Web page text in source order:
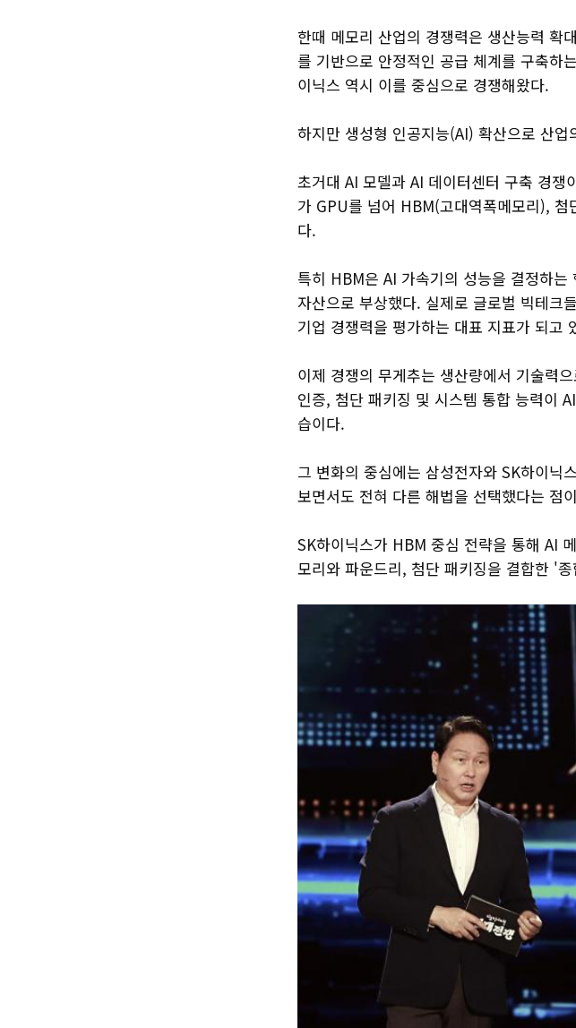
한때 메모리 산업의 경쟁력은 생산능력 확
를 기반으로 안정적인 공급 체계를 구축하
이닉스 역시 이를 중심으로 경쟁해왔다.
하지만 생성형 인공지능(AI) 확산으로 산
초거대 AI 모델과 AI 데이터센터 구축 경쟁
가 GPU를 넘어 HBM(고대역폭메모리),
다.
특히 HBM은 AI 가속기의 성능을 결정하
자산으로 부상했다. 실제로 글로벌 빅테크
기업 경쟁력을 평가하는 대표 지표가 되고
이제 경쟁의 무게추는 생산량에서 기술력
인증, 첨단 패키징 및 시스템 통합 능력이
습이다.
그 변화의 중심에는 삼성전자와 SK하이닉
보면서도 전혀 다른 해법을 선택했다는 점
SK하이닉스가 HBM 중심 전략을 통해 AI
모리와 파운드리, 첨단 패키징을 결합한 '